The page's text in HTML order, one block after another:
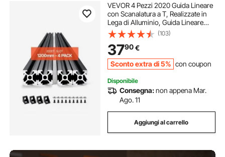
VEVOR 4 Pezzi 2020 Guida Lineare
con Scanalatura a T, Realizzate in
Lega di Alluminio, Guida Lineare
Anodizzata Estruso ad Alta
Resistenza per Stampante,
Incisione Laser, Nero 1200 mm
(103)
3790€
Sconto extra di 5% con coupon
Disponibile
Consegna:non appena Mar.
Ago. 11
Aggiungi al carrello